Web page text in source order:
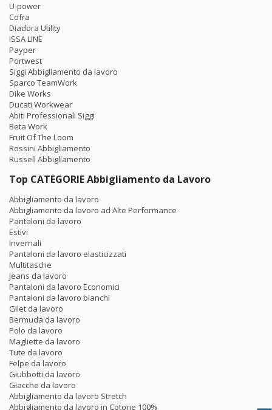
U-power
Cofra
Diadora Utility
ISSA LINE
Payper
Portwest
Siggi Abbigliamento da lavoro
Sparco TeamWork
Dike Works
Ducati Workwear
Abiti Professionali Siggi
Beta Work
Fruit Of The Loom
Rossini Abbigliamento
Russell Abbigliamento
Top CATEGORIE Abbigliamento da Lavoro
Abbigliamento da lavoro
Abbigliamento da lavoro ad Alte Performance
Pantaloni da lavoro
Estivi
Invernali
Pantaloni da lavoro elasticizzati
Multitasche
Jeans da lavoro
Pantaloni da lavoro Economici
Pantaloni da lavoro bianchi
Gilet da lavoro
Bermuda da lavoro
Polo da lavoro
Magliette da lavoro
Tute da lavoro
Felpe da lavoro
Giubbotti da lavoro
Giacche da lavoro
Abbigliamento da lavoro Stretch
Abbigliamento da lavoro in Cotone 100%